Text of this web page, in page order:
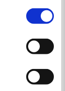
Gesamtpreis
1.904,60€
inkl. MwSt.